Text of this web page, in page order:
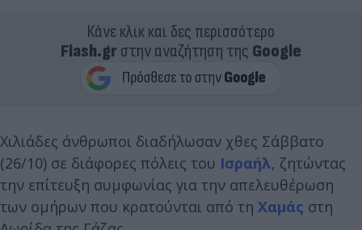
Κάνε κλικ και δες περισσότερο
Flash.grστην αναζήτηση της Google
Χιλιάδες άνθρωποι διαδήλωσαν χθες Σάββατο
(26/10) σε διάφορες πόλεις του Ισραήλ, ζητώντας
την επίτευξη συμφωνίας για την απελευθέρωση
των ομήρων που κρατούνται από τη Χαμάς στη